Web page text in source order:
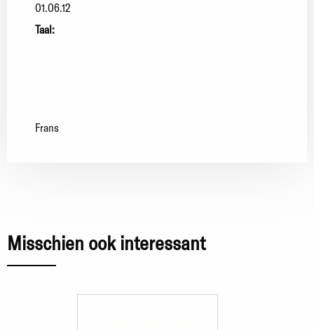
01.06.12
Taal:
Frans
Misschien ook interessant